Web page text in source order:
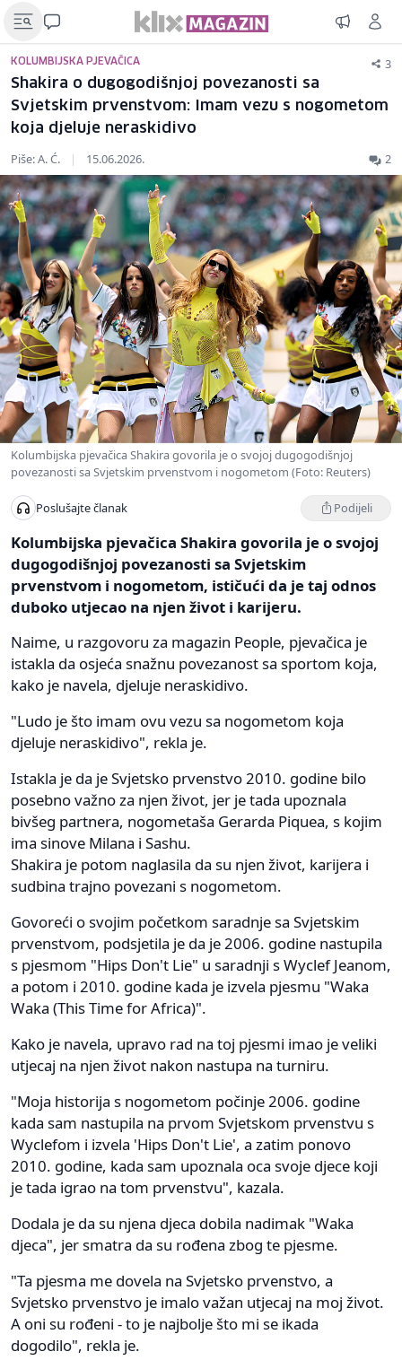
KOLUMBIJSKA PJEVAČICA 3
Shakira o dugogodišnjoj povezanosti sa
Svjetskim prvenstvom: Imam vezu s nogometom
koja djeluje neraskidivo
Piše: A. Ć. | 15.06.2026. 2
Kolumbijska pjevačica Shakira govorila je o svojoj dugogodišnjoj
povezanosti sa Svjetskim prvenstvom i nogometom (Foto: Reuters)
Poslušajte članak Podijeli
Kolumbijska pjevačica Shakira govorila je o svojoj
dugogodišnjoj povezanosti sa Svjetskim
prvenstvom i nogometom, ističući da je taj odnos
duboko utjecao na njen život i karijeru.
Naime, u razgovoru za magazin People, pjevačica je
istakla da osjeća snažnu povezanost sa sportom koja,
kako je navela, djeluje neraskidivo.
"Ludo je što imam ovu vezu sa nogometom koja
djeluje neraskidivo", rekla je.
Istakla je da je Svjetsko prvenstvo 2010. godine bilo
posebno važno za njen život, jer je tada upoznala
bivšeg partnera, nogometaša Gerarda Piquea, s kojim
ima sinove Milana i Sashu.
Shakira je potom naglasila da su njen život, karijera i
sudbina trajno povezani s nogometom.
Govoreći o svojim početkom saradnje sa Svjetskim
prvenstvom, podsjetila je da je 2006. godine nastupila
s pjesmom "Hips Don't Lie" u saradnji s Wyclef Jeanom,
a potom i 2010. godine kada je izvela pjesmu "Waka
Waka (This Time for Africa)".
Kako je navela, upravo rad na toj pjesmi imao je veliki
utjecaj na njen život nakon nastupa na turniru.
"Moja historija s nogometom počinje 2006. godine
kada sam nastupila na prvom Svjetskom prvenstvu s
Wyclefom i izvela 'Hips Don't Lie', a zatim ponovo
2010. godine, kada sam upoznala oca svoje djece koji
je tada igrao na tom prvenstvu", kazala.
Dodala je da su njena djeca dobila nadimak "Waka
djeca", jer smatra da su rođena zbog te pjesme.
"Ta pjesma me dovela na Svjetsko prvenstvo, a
Svjetsko prvenstvo je imalo važan utjecaj na moj život.
A oni su rođeni - to je najbolje što mi se ikada
dogodilo", rekla je.